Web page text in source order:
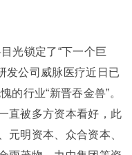
光锁定了“下一个巨
发公司威脉医疗近日已
的行业“新晋吞金兽”。
直被多方资本看好，此
元明资本、众合资本、